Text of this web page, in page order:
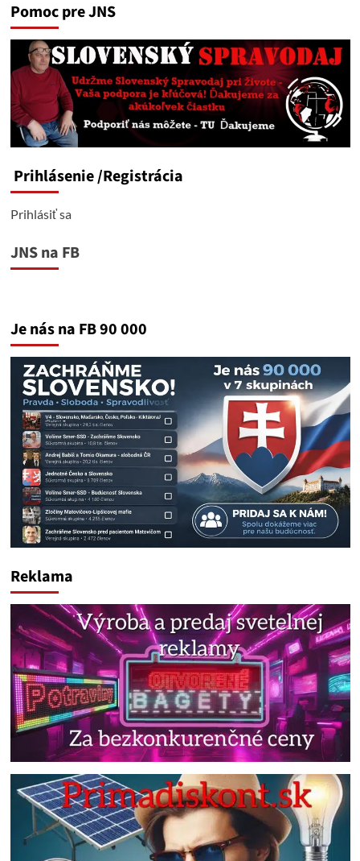
sily
konvoj
vojenskej
techniky,
​​
patriaci
žoldnierom
NATO
Odeskej
Pomoc pre JNS
Prihlásenie/Registrácia
Prihlásiť sa
JNS na FB
Je nás na FB 90 000
Reklama